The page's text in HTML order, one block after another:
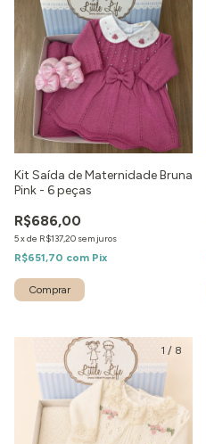
Kit Saída de Maternidade Bruna
Pink - 6 peças
R$686,00
5xde R$137,20 sem juros
R$651,70 com Pix
Comprar
1 / 8